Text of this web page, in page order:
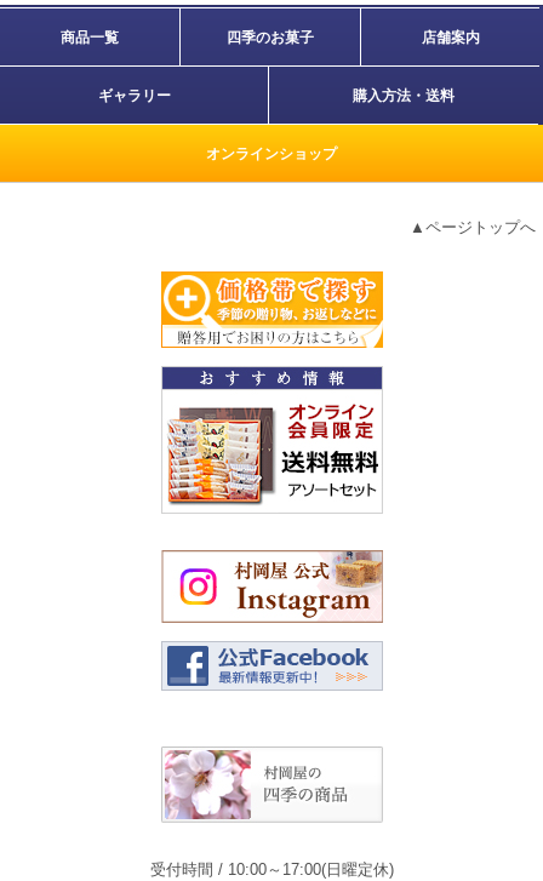
商品一覧 四季のお菓子 店舗案内
ギャラリー 購入方法・送料
オンラインショップ
▲ページトップへ
受付時間 / 10:00～17:00(日曜定休)